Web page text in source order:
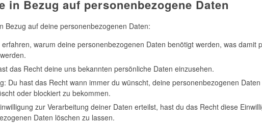
in Bezug auf personenbezogene Daten
Bezug auf deine personenbezogenen Daten:
warum deine personenbezogenen Daten benötigt werden, was damit
das Recht deine uns bekannten persönliche Daten einzusehen.
Du hast das Recht wann immer du wünscht, deine personenbezogenen
oder blockiert zu bekommen.
zur Verarbeitung deiner Daten erteilst, hast du das Recht diese
Daten löschen zu lassen.